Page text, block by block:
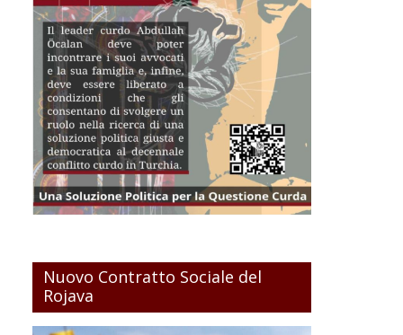
Nuovo Contratto Sociale del
Rojava